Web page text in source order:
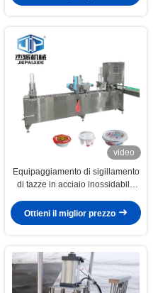
video
Equipaggiamento di sigillamento
di tazze in acciaio inossidabile
bevande Tazze di
accompagnamento per yogurt
Ottieni il miglior prezzo